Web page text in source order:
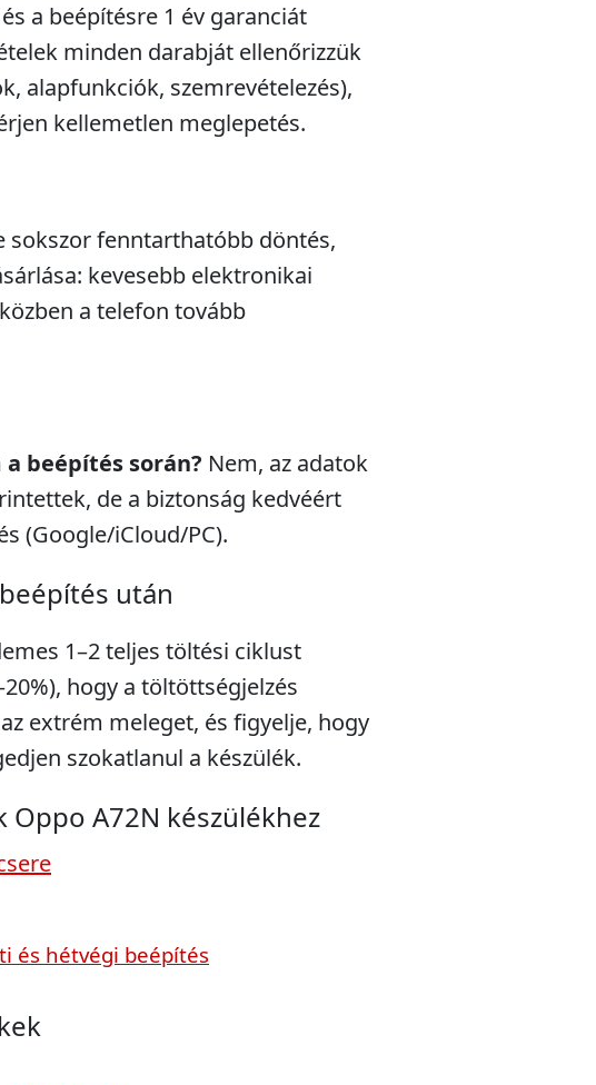
a beépítésre 1 év garanciát
minden darabját ellenőrizzük
alapfunkciók, szemrevételezés),
kellemetlen meglepetés.
sokszor fenntarthatóbb döntés,
kevesebb elektronikai
a telefon tovább
beépítés során? Nem, az adatok
de a biztonság kedvéért
(Google/iCloud/PC).
után
1–2 teljes töltési ciklust
hogy a töltöttségjelzés
extrém meleget, és figyelje, hogy
szokatlanul a készülék.
A72N készülékhez
és hétvégi beépítés